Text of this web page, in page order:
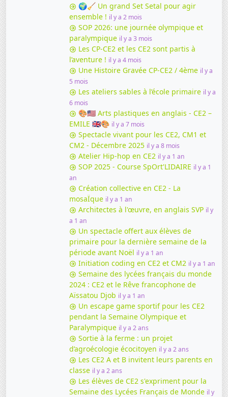
🌍🧹 Un grand Set Setal pour agir
ensemble ! il y a 2 mois
SOP 2026: une journée olympique et
paralympique il y a 3 mois
Les CP-CE2 et les CE2 sont partis à
l’aventure ! il y a 4 mois
Une Histoire Gravée CP-CE2 / 4ème il y a
5 mois
Les ateliers sables à l’école primaire il y a
6 mois
🎨🇺🇸 Arts plastiques en anglais - CE2 –
EMILE 🇬🇧🎨 il y a 7 mois
Spectacle vivant pour les CE2, CM1 et
CM2 - Décembre 2025 il y a 8 mois
Atelier Hip-hop en CE2 il y a 1 an
SOP 2025 - Course SpOrt'LIDAIRE il y a 1
an
Création collective en CE2 - La
mosaÏque il y a 1 an
Architectes à l'œuvre, en anglais SVP il y
a 1 an
Un spectacle offert aux élèves de
primaire pour la dernière semaine de la
période avant Noël il y a 1 an
Initiation coding en CE2 et CM2 il y a 1 an
Semaine des lycées français du monde
2024 : CE2 et le Rêve francophone de
Aïssatou Djob il y a 1 an
Un escape game sportif pour les CE2
pendant la Semaine Olympique et
Paralympique il y a 2 ans
Sortie à la ferme : un projet
d’agroécologie écocitoyen il y a 2 ans
Les CE2 A et B invitent leurs parents en
classe il y a 2 ans
Les élèves de CE2 s'expriment pour la
Semaine des Lycées Français de Monde il y